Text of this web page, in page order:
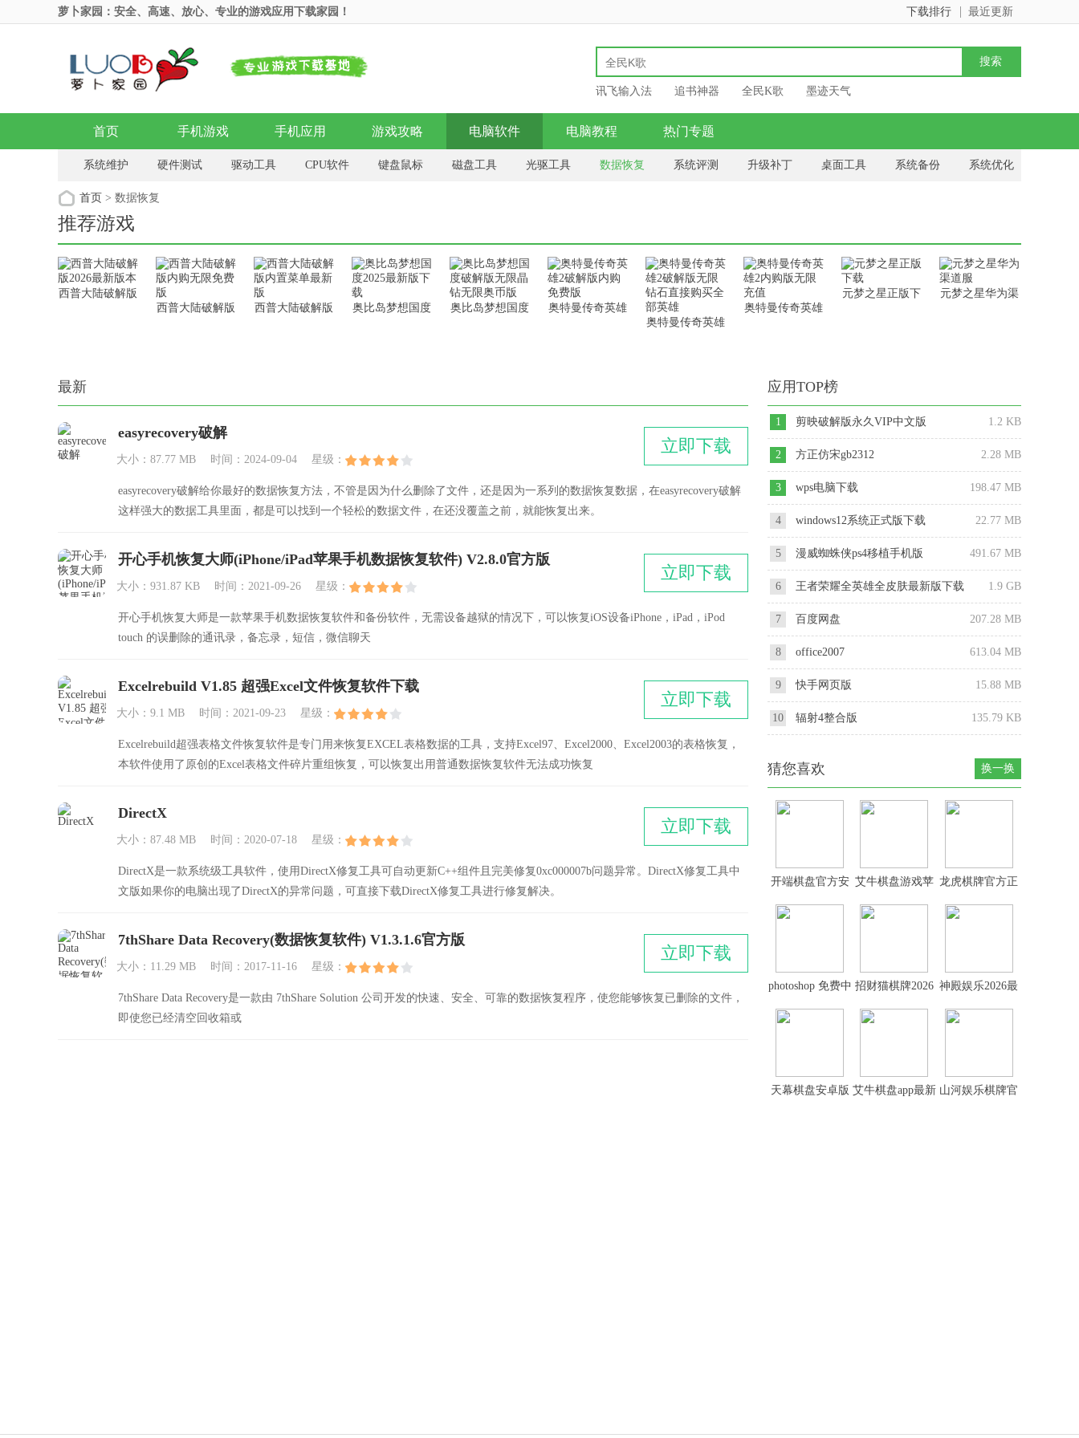
萝卜家园：安全、高速、放心、专业的游戏应用下载家园！ 最近更新
下载排行
讯飞输入法 追书神器 全民K歌 墨迹天气
首页 手机游戏 手机应用 游戏攻略 电脑软件 电脑教程 热门专题
系统维护 硬件测试 驱动工具 CPU软件 键盘鼠标 磁盘工具 光驱工具 数据恢复 系统评测 升级补丁 桌面工具 系统备份 系统优化
系统增强 开关定时
首页 > 数据恢复
推荐游戏
西普大陆破解版
西普大陆破解版
西普大陆破解版
奥比岛梦想国度
奥比岛梦想国度
奥特曼传奇英雄
奥特曼传奇英雄
奥特曼传奇英雄
元梦之星正版下
元梦之星华为渠
最新
easyrecovery破解
大小：87.77 MB 时间：2024-09-04 星级：
立即下载
easyrecovery破解给你最好的数据恢复方法，不管是因为什么删除了文件，还是因为一系列的数据恢复数据，在easyrecovery破解
这样强大的数据工具里面，都是可以找到一个轻松的数据文件，在还没覆盖之前，就能恢复出来。
开心手机恢复大师(iPhone/iPad苹果手机数据恢复软件) V2.8.0官方版
大小：931.87 KB 时间：2021-09-26 星级：
立即下载
开心手机恢复大师是一款苹果手机数据恢复软件和备份软件，无需设备越狱的情况下，可以恢复iOS设备iPhone，iPad，iPod
touch 的误删除的通讯录，备忘录，短信，微信聊天
Excelrebuild V1.85 超强Excel文件恢复软件下载
大小：9.1 MB 时间：2021-09-23 星级：
立即下载
Excelrebuild超强表格文件恢复软件是专门用来恢复EXCEL表格数据的工具，支持Excel97、Excel2000、Excel2003的表格恢复，
本软件使用了原创的Excel表格文件碎片重组恢复，可以恢复出用普通数据恢复软件无法成功恢复
DirectX
大小：87.48 MB 时间：2020-07-18 星级：
立即下载
DirectX是一款系统级工具软件，使用DirectX修复工具可自动更新C++组件且完美修复0xc000007b问题异常。DirectX修复工具中
文版如果你的电脑出现了DirectX的异常问题，可直接下载DirectX修复工具进行修复解决。
7thShare Data Recovery(数据恢复软件) V1.3.1.6官方版
大小：11.29 MB 时间：2017-11-16 星级：
立即下载
7thShare Data Recovery是一款由 7thShare Solution 公司开发的快速、安全、可靠的数据恢复程序，使您能够恢复已删除的文件，
即使您已经清空回收箱或
应用TOP榜
1 剪映破解版永久VIP中文版 1.2 KB
2 方正仿宋gb2312 2.28 MB
3 wps电脑下载 198.47 MB
4 windows12系统正式版下载 22.77 MB
5 漫威蜘蛛侠ps4移植手机版 491.67 MB
6
王者荣耀全英雄全皮肤最新版下载
2025
1.9 GB
7 百度网盘 207.28 MB
8 office2007 613.04 MB
9 快手网页版 15.88 MB
10 辐射4整合版 135.79 KB
猜您喜欢 换一换
开端棋盘官方安 艾牛棋盘游戏苹 龙虎棋牌官方正
photoshop 免费中 招财猫棋牌2026 神殿娱乐2026最
天幕棋盘安卓版 艾牛棋盘app最新 山河娱乐棋牌官